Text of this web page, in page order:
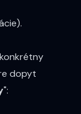
dopyt
":